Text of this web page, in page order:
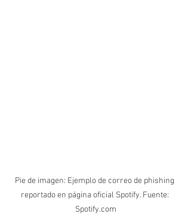
Pie de imagen: Ejemplo de correo de phishing
reportado en página oficial Spotify. Fuente:
Spotify.com